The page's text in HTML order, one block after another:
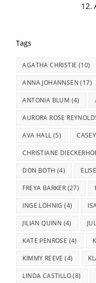
12.
Tags
AGATHA CHRISTIE (10)
ANNA JOHANNSEN (17)
ANTONIA BLUM (4)
AURORA ROSE
AVA HALL (5)
CHRISTIANE
DON BOTH (4)
FREYA BARKER (27)
INGE LÖHNIG (4)
JILIAN QUINN (4)
KATE PENROSE (4)
KIMMY REEVE (4)
LINDA CASTILLO(8)